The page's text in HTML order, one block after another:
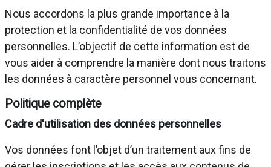
Nous accordons la plus grande importance à la
protection et la confidentialité de vos données
personnelles. L’objectif de cette information est de
vous aider à comprendre la manière dont nous traitons
les données à caractère personnel vous concernant.
Politique complète
Cadre d'utilisation des données personnelles
Vos données font l’objet d’un traitement aux fins de